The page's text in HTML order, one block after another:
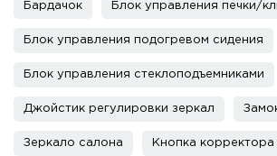
Бардачок Блок управления печки/
Блок управления подогревом сидения
Блок управления стеклоподъемниками
Джойстик регулировки зеркал
Зеркало салона Кнопка